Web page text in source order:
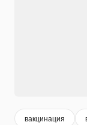
вакцинация